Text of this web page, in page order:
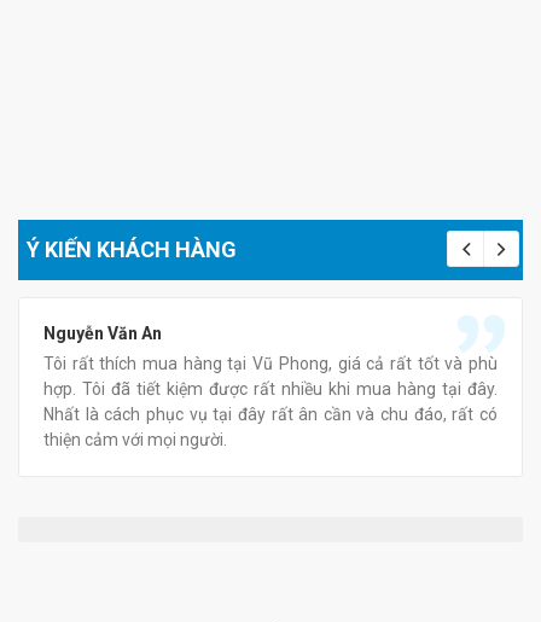
Ý KIẾN KHÁCH HÀNG
Nguyễn Văn An
Tôi rất thích mua hàng tại Vũ Phong, giá cả rất tốt và phù
hợp. Tôi đã tiết kiệm được rất nhiều khi mua hàng tại đây.
Nhất là cách phục vụ tại đây rất ân cần và chu đáo, rất có
thiện cảm với mọi người.